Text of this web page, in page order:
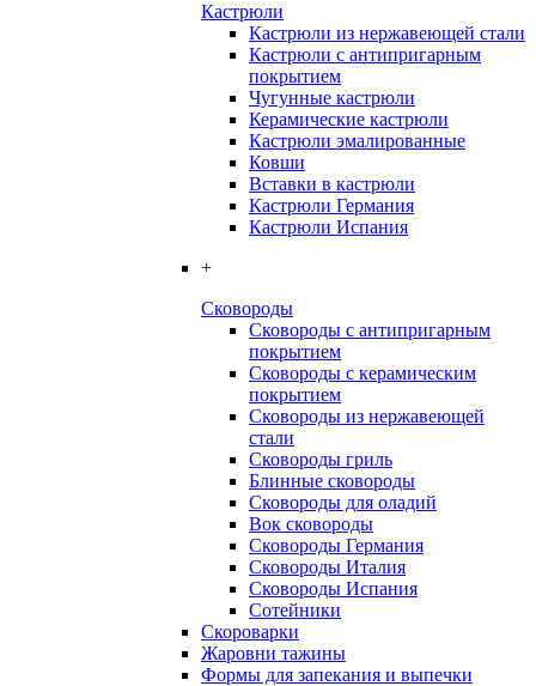
Кастрюли
Кастрюли из нержавеющей стали
Кастрюли с антипригарным
покрытием
Чугунные кастрюли
Керамические кастрюли
Кастрюли эмалированные
Ковши
Вставки в кастрюли
Кастрюли Германия
Кастрюли Испания
+
Сковороды
Сковороды с антипригарным
покрытием
Сковороды с керамическим
покрытием
Сковороды из нержавеющей
стали
Сковороды гриль
Блинные сковороды
Сковороды для оладий
Вок сковороды
Сковороды Германия
Сковороды Италия
Сковороды Испания
Сотейники
Скороварки
Жаровни тажины
Формы для запекания и выпечки